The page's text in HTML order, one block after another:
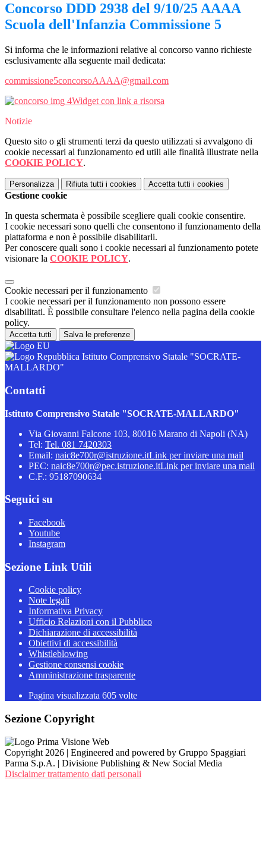
Concorso DDD 2938 del 9/10/25 AAAA
Scuola dell'Infanzia Commissione 5
Si informa che le informazioni relative al concorso vanno richieste
esclusivamente alla seguente mail dedicata:
commissione5concorsoAAAA@gmail.com
Widget con link a risorsa
Notizie
Questo sito o gli strumenti terzi da questo utilizzati si avvalgono di
cookie necessari al funzionamento ed utili alle finalità illustrate nella
COOKIE POLICY.
Personalizza Rifiuta tutti i cookies Accetta tutti i cookies
Gestione cookie
In questa schermata è possibile scegliere quali cookie consentire.
I cookie necessari sono quelli che consentono il funzionamento della
piattaforma e non è possibile disabilitarli.
Per conoscere quali sono i cookie necessari al funzionamento potete
visionare la COOKIE POLICY.
Cookie necessari per il funzionamento
I cookie necessari per il funzionamento non possono essere
disabilitati. È possibile consultare l'elenco nella pagina della cookie
policy.
Accetta tutti Salva le preferenze
Istituto Comprensivo Statale "SOCRATE-
MALLARDO"
Contatti
Istituto Comprensivo Statale "SOCRATE-MALLARDO"
Via Giovanni Falcone 103, 80016 Marano di Napoli (NA)
Tel: Tel. 081 7420303
Email: naic8e700r@istruzione.itLink per inviare una mail
PEC: naic8e700r@pec.istruzione.itLink per inviare una mail
C.F.: 95187090634
Seguici su
Facebook
Youtube
Instagram
Sezione Link Utili
Cookie policy
Note legali
Informativa Privacy
Ufficio Relazioni con il Pubblico
Dichiarazione di accessibilità
Obiettivi di accessibilità
Whistleblowing
Gestione consensi cookie
Amministrazione trasparente
Pagina visualizzata 605 volte
Sezione Copyright
Copyright 2026 | Engineered and powered by Gruppo Spaggiari
Parma S.p.A. | Divisione Publishing & New Social Media
Disclaimer trattamento dati personali